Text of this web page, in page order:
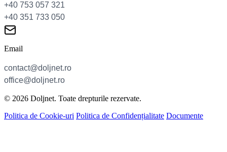
Email
© 2026 Doljnet. Toate drepturile rezervate.
Politica de Cookie-uri Politica de Confidențialitate Documente